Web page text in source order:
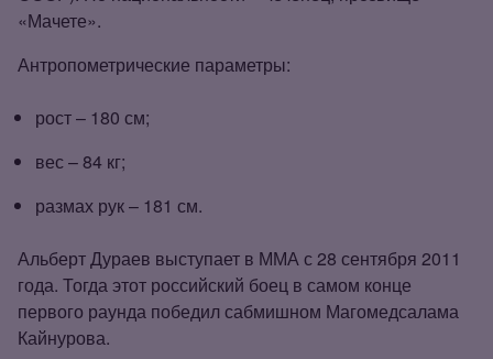
«Мачете».
Антропометрические параметры:
рост – 180 см;
вес – 84 кг;
размах рук – 181 см.
Альберт Дураев выступает в ММА с 28 сентября 2011
года. Тогда этот российский боец в самом конце
первого раунда победил сабмишном Магомедсалама
Кайнурова.